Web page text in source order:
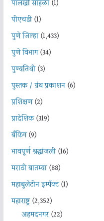
पालखी सोहळा(1)
पीएचडी(1)
पुणे जिल्हा(1,433)
पुणे विभाग(34)
पुण्यतिथी(3)
पुस्तक / ग्रंथ प्रकाशन(6)
प्रशिक्षण(2)
प्रादेशिक(319)
बँकिंग(9)
भावपूर्ण श्रद्धांजली(16)
मराठी बातम्या(88)
महाबुलेटीन इम्पॅक्ट(1)
महाराष्ट्र(2,352)
अहमदनगर(22)